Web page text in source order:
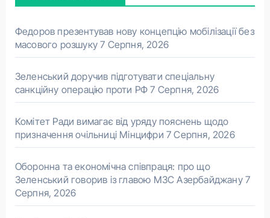
Федоров презентував нову концепцію мобілізації без
масового розшуку 7 Серпня, 2026
Зеленський доручив підготувати спеціальну
санкційну операцію проти РФ 7 Серпня, 2026
Комітет Ради вимагає від уряду пояснень щодо
призначення очільниці Мінцифри 7 Серпня, 2026
Оборонна та економічна співпраця: про що
Зеленський говорив із главою МЗС Азербайджану 7
Серпня, 2026